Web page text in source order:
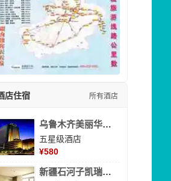
店住宿 所有酒店
乌鲁木齐美丽华大酒
五星级酒店
¥580
新疆石河子凯瑞酒店